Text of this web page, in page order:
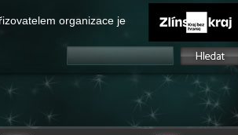
organizace je